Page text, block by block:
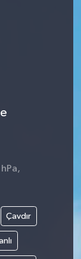
Çavdır